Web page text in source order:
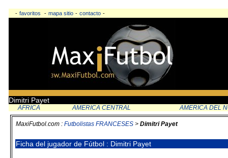
- favoritos - mapa sitio - contacto -
Dimitri Payet
AFRICA AMERICA CENTRAL AMERICA DEL
MaxiFutbol.com : Futbolistas FRANCESES > Dimitri Payet
Ficha del jugador de Fútbol : Dimitri Payet